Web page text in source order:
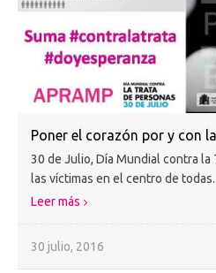
Poner el corazón por y con
30 de Julio, Día Mundial contra la
las víctimas en el centro de
Leer más
30 julio, 2016